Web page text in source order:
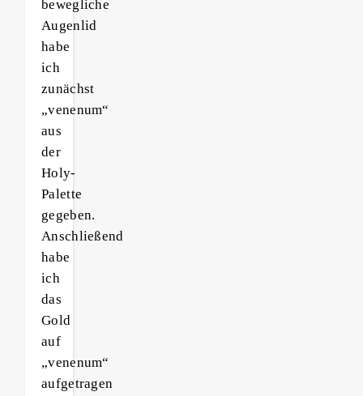
bewegliche
Augenlid
habe
ich
zunächst
„venenum“
aus
der
Holy-
Palette
gegeben.
Anschließend
habe
ich
das
Gold
auf
„venenum“
aufgetragen